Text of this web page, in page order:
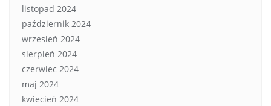
listopad 2024
październik 2024
wrzesień 2024
sierpień 2024
czerwiec 2024
maj 2024
kwiecień 2024